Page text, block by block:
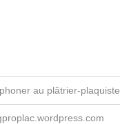
au plâtrier-plaquiste